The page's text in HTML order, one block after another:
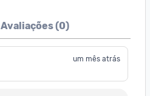
Avaliações (0)
um mês atrás